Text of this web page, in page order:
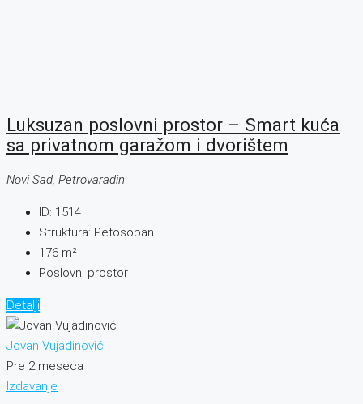
Luksuzan poslovni prostor – Smart kuća
sa privatnom garažom i dvorištem
Novi Sad, Petrovaradin
ID: 1514
Struktura: Petosoban
176 m²
Poslovni prostor
Detalji
Jovan Vujadinović
Pre 2 meseca
Izdavanje